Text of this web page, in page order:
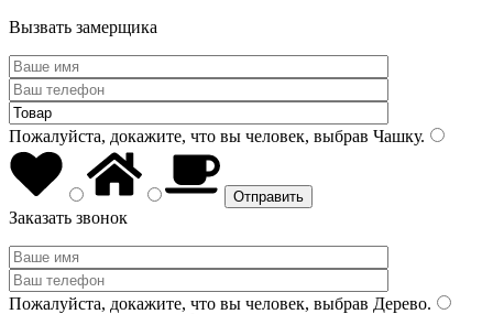
Вызвать замерщика
Пожалуйста, докажите, что вы человек, выбрав Чашку.
Заказать звонок
Пожалуйста, докажите, что вы человек, выбрав Дерево.